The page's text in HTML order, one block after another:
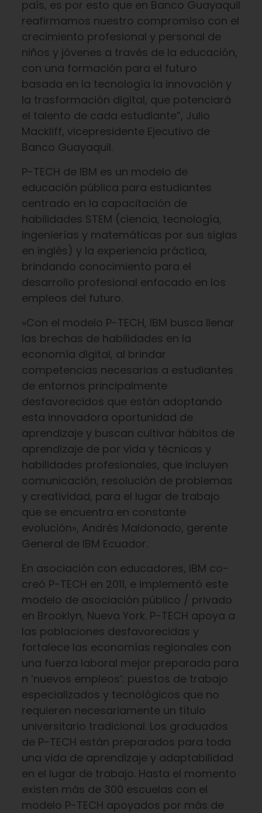
país, es por esto que en Banco Guayaquil
reafirmamos nuestro compromiso con el
crecimiento profesional y personal de
niños y jóvenes a través de la educación,
con una formación para el futuro
basada en la tecnología la innovación y
la trasformación digital, que potenciará
el talento de cada estudiante”, Julio
Mackliff, vicepresidente Ejecutivo de
Banco Guayaquil.
P-TECH de IBM es un modelo de
educación pública para estudiantes
centrado en la capacitación de
habilidades STEM (ciencia, tecnología,
ingenierías y matemáticas por sus siglas
en inglés) y la experiencia práctica,
brindando conocimiento para el
desarrollo profesional enfocado en los
empleos del futuro.
«Con el modelo P-TECH, IBM busca llenar
las brechas de habilidades en la
economía digital, al brindar
competencias necesarias a estudiantes
de entornos principalmente
desfavorecidos que están adoptando
esta innovadora oportunidad de
aprendizaje y buscan cultivar hábitos de
aprendizaje de por vida y técnicas y
habilidades profesionales, que incluyen
comunicación, resolución de problemas
y creatividad, para el lugar de trabajo
que se encuentra en constante
evolución», Andrés Maldonado, gerente
General de IBM Ecuador.
En asociación con educadores, IBM co-
creó P-TECH en 2011, e implementó este
modelo de asociación público / privado
en Brooklyn, Nueva York. P-TECH apoya a
las poblaciones desfavorecidas y
fortalece las economías regionales con
una fuerza laboral mejor preparada para
n ‘nuevos empleos’: puestos de trabajo
especializados y tecnológicos que no
requieren necesariamente un título
universitario tradicional. Los graduados
de P-TECH están preparados para toda
una vida de aprendizaje y adaptabilidad
en el lugar de trabajo. Hasta el momento
existen más de 300 escuelas con el
modelo P-TECH apoyados por más de